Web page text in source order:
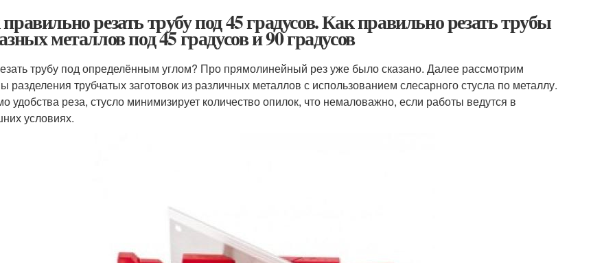
резать трубу под 45 градусов. Как правильно резать трубы
металлов под 45 градусов и 90 градусов
трубу под определённым углом? Про прямолинейный рез уже было сказано. Далее рассмотрим
разделения трубчатых заготовок из различных металлов с использованием слесарного стусла по металлу.
удобства реза, стусло минимизирует количество опилок, что немаловажно, если работы ведутся в
условиях.